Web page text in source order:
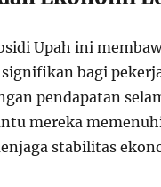
Upah ini
bagi
pendapatan
mereka
stabilitas